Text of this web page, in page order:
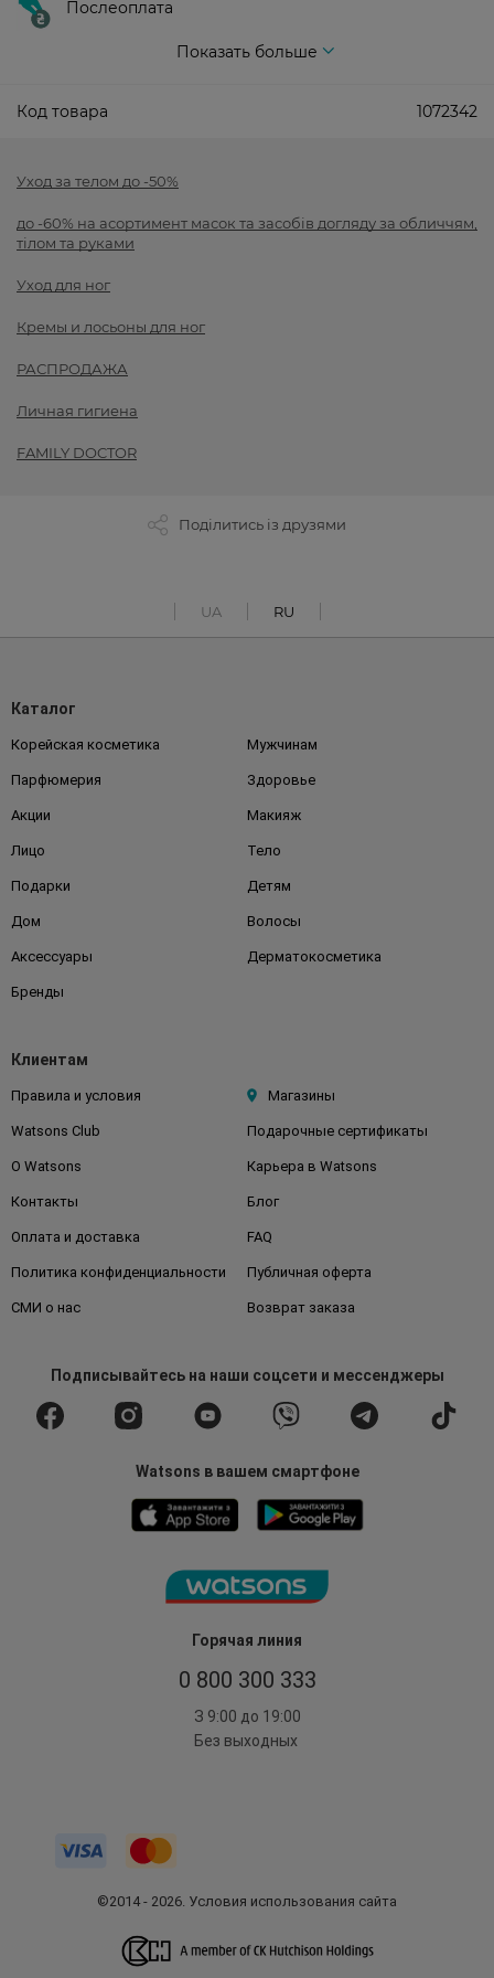
Послеоплата
Показать больше
Код товара 1072342
Уход за телом до -50%
до -60% на асортимент масок та засобів догляду за обличчям,
тілом та руками
Уход для ног
Кремы и лосьоны для ног
РАСПРОДАЖА
Личная гигиена
FAMILY DOCTOR
Поділитись із друзями
UA RU
Горячая линия
0 800 300 333
З 9:00 до 19:00
Без выходных
Каталог
Корейская косметика Мужчинам
Парфюмерия Здоровье
Акции Макияж
Лицо Тело
Подарки Детям
Дом Волосы
Аксессуары Дерматокосметика
Бренды
Клиентам
Правила и условия Магазины
Watsons Club Подарочные сертификаты
О Watsons Карьера в Watsons
Контакты Блог
Оплата и доставка FAQ
Политика конфиденциальности Публичная оферта
СМИ о нас Возврат заказа
Подписывайтесьна наши соцсети и мессенджеры
Watsons в вашем смартфоне
©2014 - 2026. Условия использования сайта